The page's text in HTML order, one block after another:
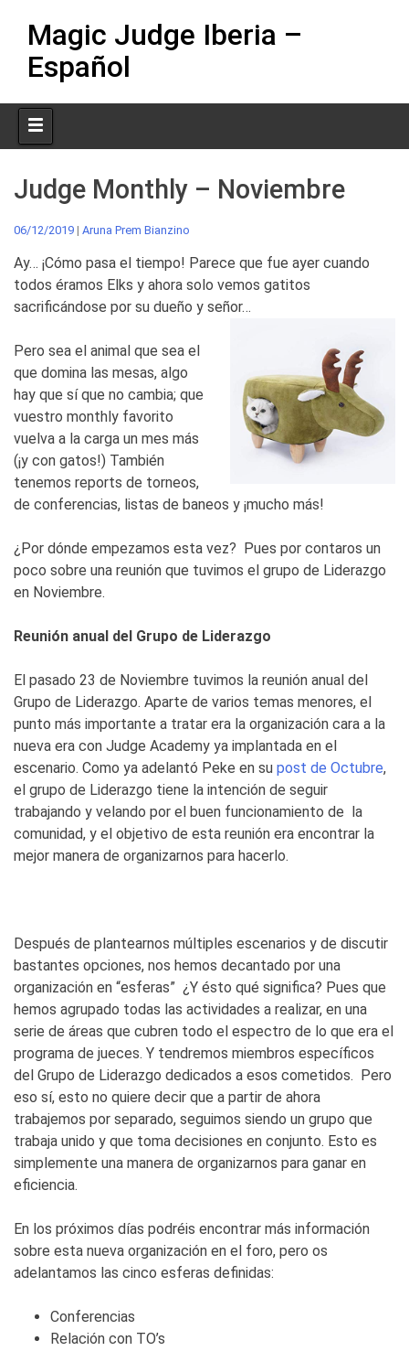
content
Magic Judge Iberia –
Español
Judge Monthly – Noviembre
06/12/2019 | Aruna Prem Bianzino
Ay… ¡Cómo pasa el tiempo! Parece que fue ayer cuando
todos éramos Elks y ahora solo vemos gatitos
sacrificándose por su dueño y señor…
Pero sea el animal que sea el
que domina las mesas, algo
hay que sí que no cambia; que
vuestro monthly favorito
vuelva a la carga un mes más
(¡y con gatos!) También
tenemos reports de torneos,
de conferencias, listas de baneos y ¡mucho más!
¿Por dónde empezamos esta vez? Pues por contaros un
poco sobre una reunión que tuvimos el grupo de Liderazgo
en Noviembre.
Reunión anual del Grupo de Liderazgo
El pasado 23 de Noviembre tuvimos la reunión anual del
Grupo de Liderazgo. Aparte de varios temas menores, el
punto más importante a tratar era la organización cara a la
nueva era con Judge Academy ya implantada en el
escenario. Como ya adelantó Peke en su post de Octubre,
el grupo de Liderazgo tiene la intención de seguir
trabajando y velando por el buen funcionamiento de la
comunidad, y el objetivo de esta reunión era encontrar la
mejor manera de organizarnos para hacerlo.
Después de plantearnos múltiples escenarios y de discutir
bastantes opciones, nos hemos decantado por una
organización en “esferas” ¿Y ésto qué significa? Pues que
hemos agrupado todas las actividades a realizar, en una
serie de áreas que cubren todo el espectro de lo que era el
programa de jueces. Y tendremos miembros específicos
del Grupo de Liderazgo dedicados a esos cometidos. Pero
eso sí, esto no quiere decir que a partir de ahora
trabajemos por separado, seguimos siendo un grupo que
trabaja unido y que toma decisiones en conjunto. Esto es
simplemente una manera de organizarnos para ganar en
eficiencia.
En los próximos días podréis encontrar más información
sobre esta nueva organización en el foro, pero os
adelantamos las cinco esferas definidas:
Conferencias
Relación con TO’s